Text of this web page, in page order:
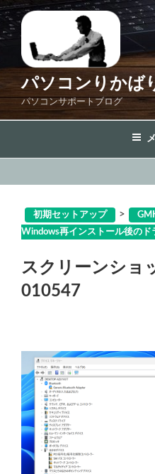
コ
ン
テ
ス
プ
パソコンりかば
パソコンサポートブログ
初期セットアップ >
Windows再インストール後のド
スクリーンショ
010547